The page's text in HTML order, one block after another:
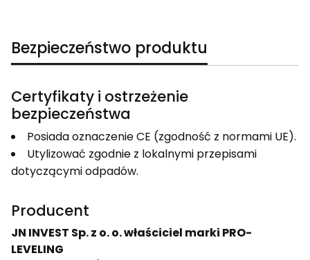
Bezpieczeństwo produktu
Certyfikaty i ostrzeżenie
bezpieczeństwa
Posiada oznaczenie CE (zgodność z normami UE).
Utylizować zgodnie z lokalnymi przepisami
dotyczącymi odpadów.
Producent
JN INVEST Sp. z o. o. właściciel marki PRO-
LEVELING